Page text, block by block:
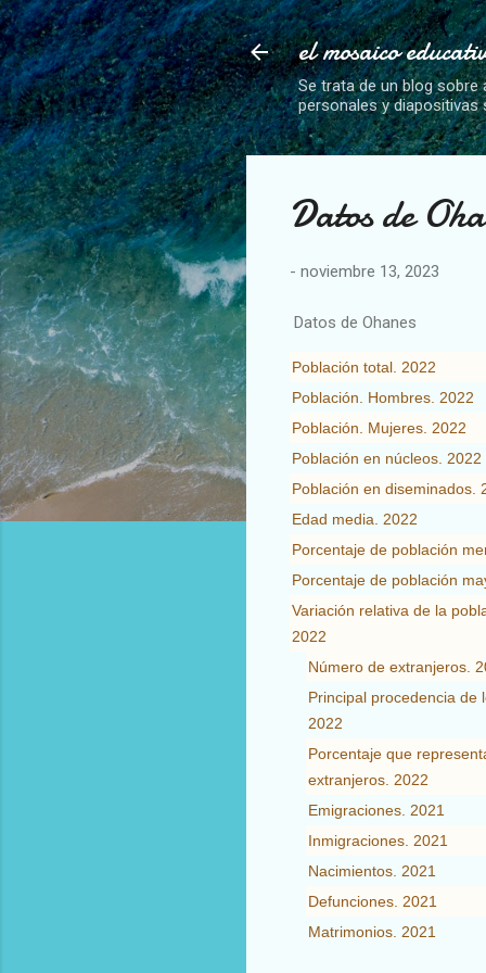
el mosaico
Se trata de un blog
personales y
Datos de
- noviembre 13, 2023
Datos de Ohanes
Población total. 2022
Población. Hombres. 2022
Población. Mujeres. 2022
Población en núcleos. 2022
Población en diseminados.
Edad media. 2022
Porcentaje de población
Porcentaje de población
Variación relativa de la
2022
Número de extranjeros.
Principal procedencia de
2022
Porcentaje que
extranjeros. 2022
Emigraciones. 2021
Inmigraciones. 2021
Nacimientos. 2021
Defunciones. 2021
Matrimonios. 2021